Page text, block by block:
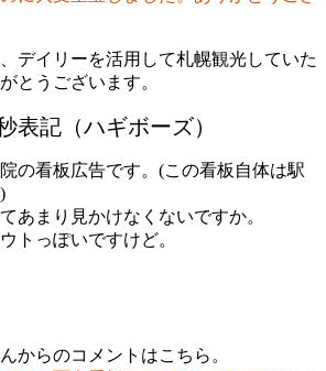
デイリーを活用して札幌観光していた
とうございます。
表記（ハギボーズ）
の看板広告です。(この看板自体は駅
あまり見かけなくないですか。
トっぽいですけど。
からのコメントはこちら。